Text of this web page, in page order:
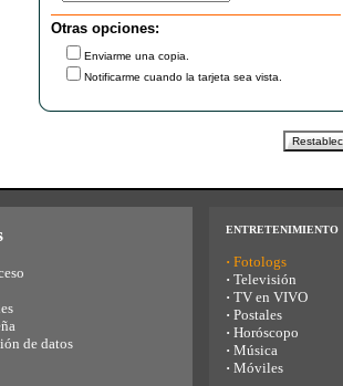
Otras opciones:
Enviarme una copia.
Notificarme cuando la tarjeta sea vista.
de datos
ENTRETENIMIENTO
· Fotologs
· Televisión
· TV en VIVO
· Postales
· Horóscopo
· Música
· Móviles